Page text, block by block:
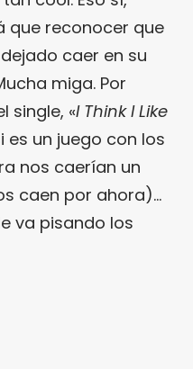
que reconocer que
caer en su
miga. Por
single, «I Think I Like
es un juego con los
nos caerían un
caen por ahora)…
va pisando los